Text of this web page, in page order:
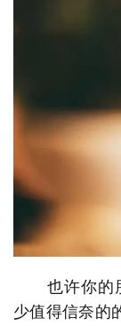
也许你的朋
少值得信奈